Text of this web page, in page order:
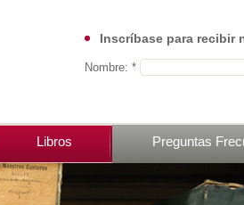
Inscríbase para recibir
Nombre: *
Libros Preguntas